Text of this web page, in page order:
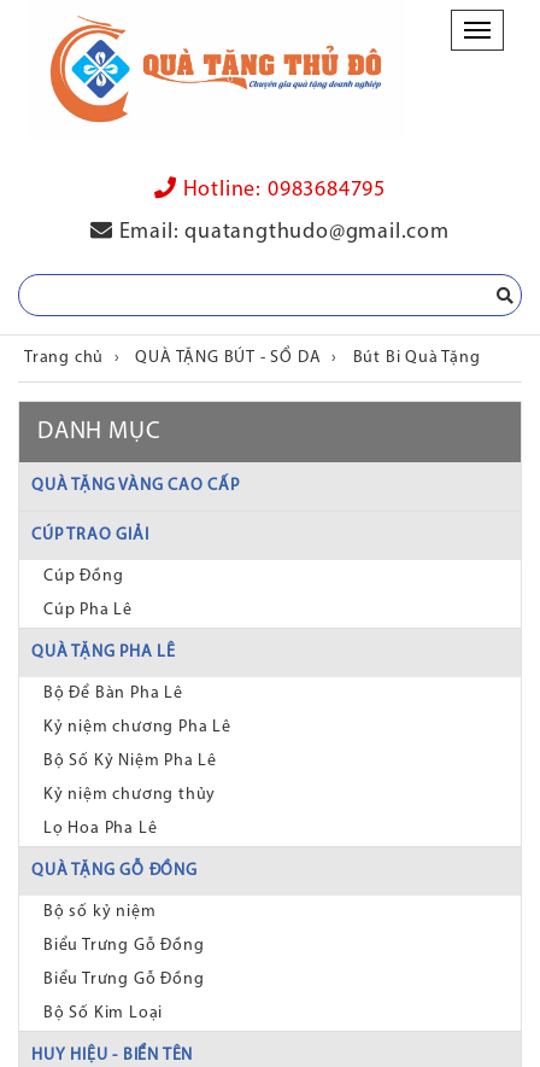
Danh
mục
Hotline: 0983684795
Email:quatangthudo@gmail.com
Trang chủ › QUÀ TẶNG BÚT - SỔ DA › Bút Bi Quà Tặng
DANH MỤC
QUÀ TẶNG VÀNG CAO CẤP
CÚP TRAO GIẢI
Cúp Đồng
Cúp Pha Lê
QUÀ TẶNG PHA LÊ
Bộ Để Bàn Pha Lê
Kỷ niệm chương Pha Lê
Bộ Số Kỷ Niệm Pha Lê
Kỷ niệm chương thủy
Lọ Hoa Pha Lê
QUÀ TẶNG GỖ ĐỒNG
Bộ số kỷ niệm
Biểu Trưng Gỗ Đồng
Biểu Trưng Gỗ Đồng
Bộ Số Kim Loại
HUY HIỆU - BIỂN TÊN